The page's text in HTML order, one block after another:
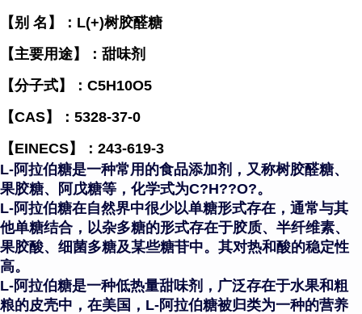
【别 名】：L(+)树胶醛糖
【主要用途】：甜味剂
【分子式】：C5H10O5
【CAS】：5328-37-0
【EINECS】：243-619-3
L-阿拉伯糖是一种常用的食品添加剂，又称树胶醛糖、
果胶糖、阿戊糖等，化学式为C?H??O?。
L-阿拉伯糖在自然界中很少以单糖形式存在，通常与其
他单糖结合，以杂多糖的形式存在于胶质、半纤维素、
果胶酸、细菌多糖及某些糖苷中。其对热和酸的稳定性
高。
L-阿拉伯糖是一种低热量甜味剂，广泛存在于水果和粗
粮的皮壳中，在美国，L-阿拉伯糖被归类为一种的营养